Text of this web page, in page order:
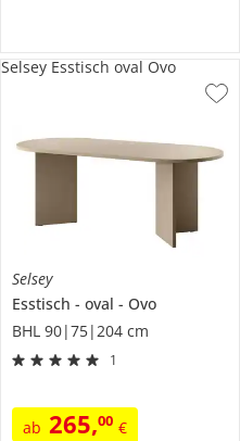
Selsey
Esstisch
oval
Ovo
BHL 90|75|204 cm
1
ab 265,00 €
Selsey Esstisch oval Ovo